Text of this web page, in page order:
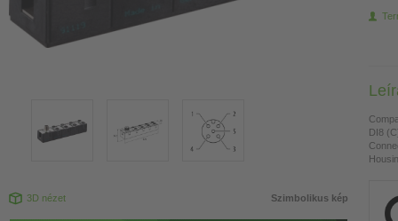
3D nézet Szimbolikus kép
DI8